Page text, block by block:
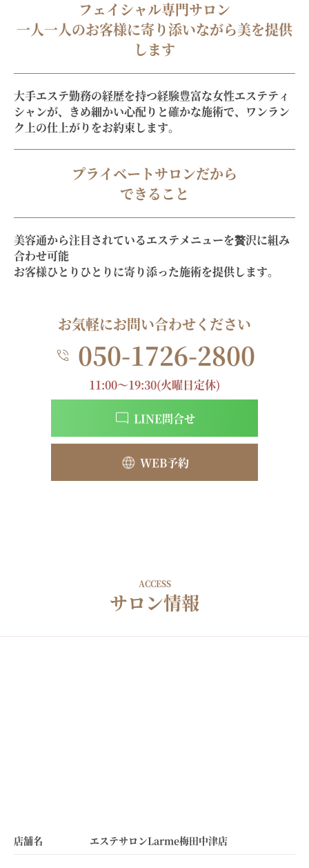
フェイシャル専門サロン
一人一人のお客様に寄り添いながら美を提供
します
大手エステ勤務の経歴を持つ経験豊富な女性エステティ
シャンが、きめ細かい心配りと確かな施術で、 ワンラン
ク上の仕上がりをお約束します。
プライベートサロンだから
できること
美容通から注目されているエステメニューを贅沢に組み
合わせ可能
お客様ひとりひとりに寄り添った施術を提供します。
お気軽にお問い合わせください
050-1726-2800
11:00～19:30(火曜日定休)
LINE問合せ
WEB予約
ACCESS
サロン情報
店舗名 エステサロンLarme梅田中津店